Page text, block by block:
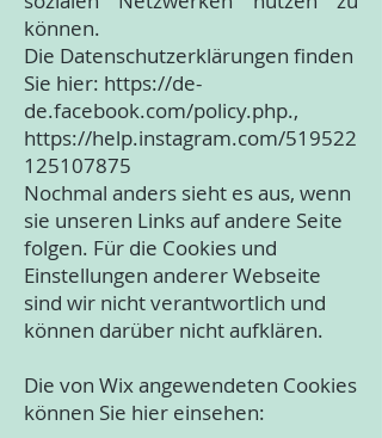
können.
Die Datenschutzerklärungen finden
Sie hier: https://de-
de.facebook.com/policy.php.,
https://help.instagram.com/519522
125107875
Nochmal anders sieht es aus, wenn
sie unseren Links auf andere Seite
folgen. Für die Cookies und
Einstellungen anderer Webseite
sind wir nicht verantwortlich und
können darüber nicht aufklären.
Die von Wix angewendeten Cookies
können Sie hier einsehen: